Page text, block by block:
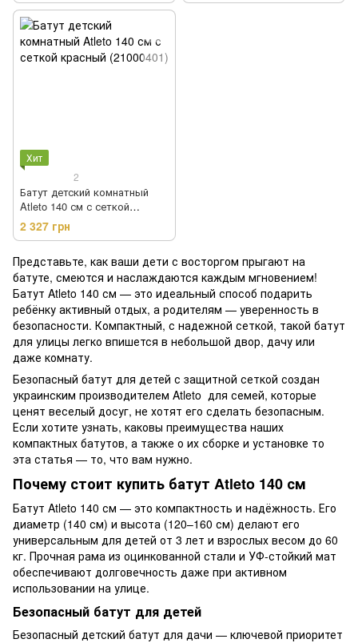
Хит
2
Батут детский комнатный
Atleto 140 см с сеткой
красный (21000401)
2 327 грн
Представьте, как ваши дети с восторгом прыгают на
батуте, смеются и наслаждаются каждым мгновением!
Батут Atleto 140 см — это идеальный способ подарить
ребёнку активный отдых, а родителям — уверенность в
безопасности. Компактный, с надежной сеткой, такой батут
для улицы легко впишется в небольшой двор, дачу или
даже комнату.
Безопасный батут для детей с защитной сеткой создан
украинским производителем Atleto для семей, которые
ценят веселый досуг, не хотят его сделать безопасным.
Если хотите узнать, каковы преимущества наших
компактных батутов, а также о их сборке и установке то
эта статья — то, что вам нужно.
Почему стоит купить батут Atleto 140 см
Батут Atleto 140 см — это компактность и надёжность. Его
диаметр (140 см) и высота (120–160 см) делают его
универсальным для детей от 3 лет и взрослых весом до 60
кг. Прочная рама из оцинкованной стали и УФ-стойкий мат
обеспечивают долговечность даже при активном
использовании на улице.
Безопасный батут для детей
Безопасный детский батут для дачи — ключевой приоритет